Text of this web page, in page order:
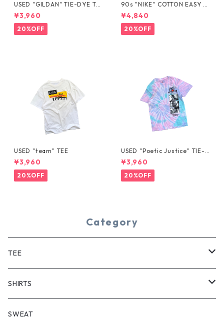
USED "GILDAN" TIE-DYE TE
E
¥3,960
20%OFF
90s "NIKE" COTTON EASY S
HORTS
¥4,840
20%OFF
USED "team" TEE
¥3,960
20%OFF
USED "Poetic Justice" TIE-D
YE TEE
¥3,960
20%OFF
Category
TEE
SHORT SLEEVE
LONG SLEEVE
SHIRTS
SHORT SLEEVE
SWEAT